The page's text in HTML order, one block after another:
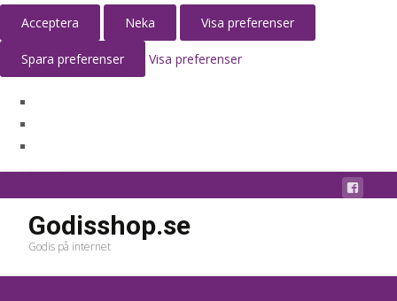
Acceptera Neka Visa preferenser
Spara preferenser Visa preferenser
Godisshop.se
Godis på internet